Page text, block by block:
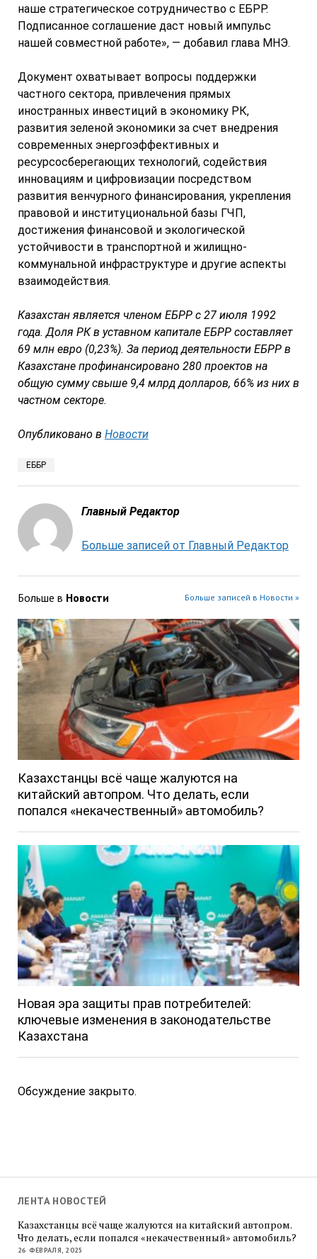
наше стратегическое сотрудничество с ЕБРР.
Подписанное соглашение даст новый импульс
нашей совместной работе», — добавил глава МНЭ.
Документ охватывает вопросы поддержки
частного сектора, привлечения прямых
иностранных инвестиций в экономику РК,
развития зеленой экономики за счет внедрения
современных энергоэффективных и
ресурсосберегающих технологий, содействия
инновациям и цифровизации посредством
развития венчурного финансирования, укрепления
правовой и институциональной базы ГЧП,
достижения финансовой и экологической
устойчивости в транспортной и жилищно-
коммунальной инфраструктуре и другие аспекты
взаимодействия.
Казахстан является членом ЕБРР с 27 июля 1992
года. Доля РК в уставном капитале ЕБРР составляет
69 млн евро (0,23%). За период деятельности ЕБРР в
Казахстане профинансировано 280 проектов на
общую сумму свыше 9,4 млрд долларов, 66% из них в
частном секторе.
Опубликовано в Новости
ЕББР
Главный Редактор
Больше записей от Главный Редактор
Больше в Новости Больше записей в Новости »
Казахстанцы всё чаще жалуются на
китайский автопром. Что делать, если
попался «некачественный» автомобиль?
Новая эра защиты прав потребителей:
ключевые изменения в законодательстве
Казахстана
Обсуждение закрыто.
ЛЕНТА НОВОСТЕЙ
Казахстанцы всё чаще жалуются на китайский автопром.
Что делать, если попался «некачественный» автомобиль?
26 ФЕВРАЛЯ, 2025